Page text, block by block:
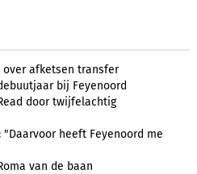
afketsen transfer
bij Feyenoord
door twijfelachtig
heeft Feyenoord me
van de baan